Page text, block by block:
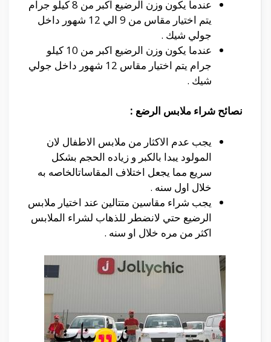
عندما يكون وزن الرضيع اكبر من 8 كيلو جرام
يتم اختيار مقاس من 9 الي 12 شهور داخل
جولي شيك .
عندما يكون وزن الرضيع اكبر من 10 كيلو
جرام يتم اختيار مقاس 12 شهور داخل جولي
شيك .
نصائح شراء ملابس الرضع :
يجب عدم الاكثار من ملابس الاطفال لان
المولود يبدا بالكبر و زياده الحجم بشكل
سريع مما يجعل اختلاف المقاساتالخاصه به
خلال اول سنه .
يجب شراء مقاسين متتالين عند اختيار ملابس
الرضيع حتي لانضطر للذهاب لشراء الملابس
اكثر من مره خلال او سنه .